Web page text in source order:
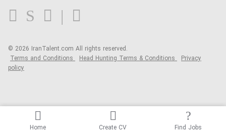
Blog
© 2026 IranTalent.com All rights reserved.
Terms and Conditions Head Hunting Terms & Conditions Privacy
policy
Home Create CV Find Jobs